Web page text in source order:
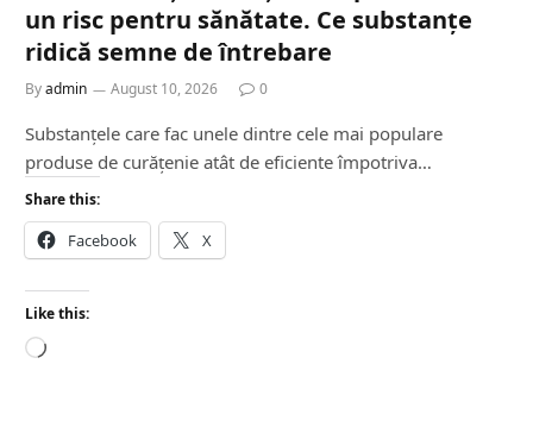
un risc pentru sănătate. Ce substanțe
ridică semne de întrebare
Byadmin August 10, 2026 0
Substanțele care fac unele dintre cele mai populare
produse de curățenie atât de eficiente împotriva…
Share this:
Facebook X
Like this:
L